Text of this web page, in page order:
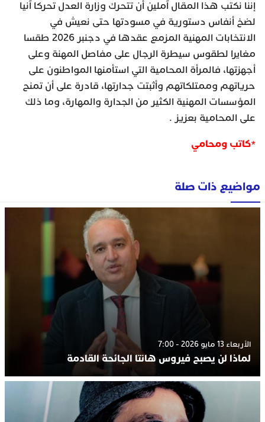
إننا نكتب هذا المقال آملين أن تتحرك وزارة العدل تحركا آنيا
لضخ أنفاس دستورية في مسودتها حتى نعيش في
الانتخابات المهنية المزمع عقدها في دجنبر 2026 طقسا
مغايرا لطقوس سيطرة الرجال على مفاصل المهنة وعلى
أجهزتها، فالمرأة المحامية التي استأمنها المواطنون على
حرياتهم وممتلكاتهم وأثبتت جدارتها، قادرة على أن تمنح
المؤسسات المهنية الكثير من الجدارة والمهارة، وما ذلك
على المحامية بعزيز .
*كاتب ومحامي
مواضيع ذات صلة
الأربعاء 13 مايو 2026 - 7:00
لماذا لن يصبح فيروس هانتا الجائحة القادمة